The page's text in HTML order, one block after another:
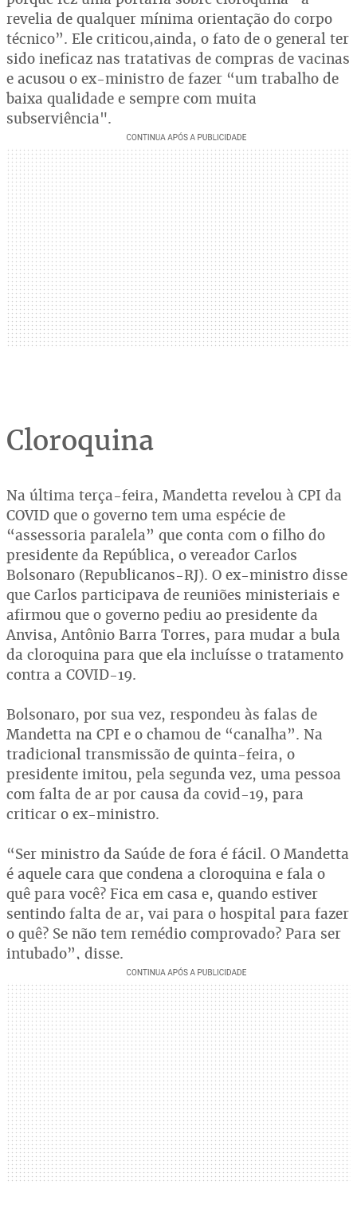
revelia de qualquer mínima orientação do corpo
técnico”. Ele criticou,ainda, o fato de o general ter
sido ineficaz nas tratativas de compras de vacinas
e acusou o ex-ministro de fazer “um trabalho de
baixa qualidade e sempre com muita
subserviência".
Cloroquina
Na última terça-feira, Mandetta revelou à CPI da
COVID que o governo tem uma espécie de
“assessoria paralela” que conta com o filho do
presidente da República, o vereador Carlos
Bolsonaro (Republicanos-RJ). O ex-ministro disse
que Carlos participava de reuniões ministeriais e
afirmou que o governo pediu ao presidente da
Anvisa, Antônio Barra Torres, para mudar a bula
da cloroquina para que ela incluísse o tratamento
contra a COVID-19.
Bolsonaro, por sua vez, respondeu às falas de
Mandetta na CPI e o chamou de “canalha”. Na
tradicional transmissão de quinta-feira, o
presidente imitou, pela segunda vez, uma pessoa
com falta de ar por causa da covid-19, para
criticar o ex-ministro.
“Ser ministro da Saúde de fora é fácil. O Mandetta
é aquele cara que condena a cloroquina e fala o
quê para você? Fica em casa e, quando estiver
sentindo falta de ar, vai para o hospital para fazer
o quê? Se não tem remédio comprovado? Para ser
intubado”, disse.